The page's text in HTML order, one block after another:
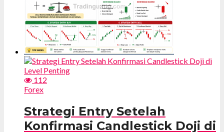
112
Forex
Strategi Entry Setelah
Konfirmasi Candlestick Doji di